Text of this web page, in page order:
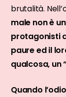
brutalità.
male non è
protagonisti
paure ed il
qualcosa, un
Quando